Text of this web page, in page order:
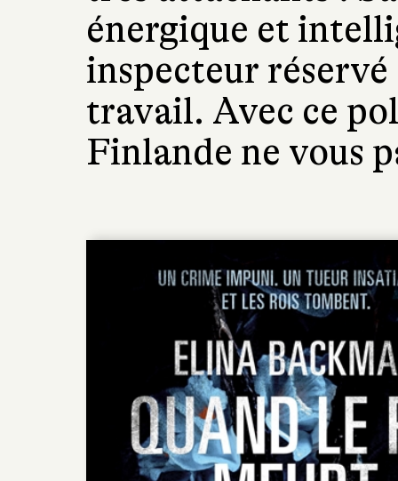
énergique et
inspecteur réservé
travail. Avec ce
Finlande ne vous